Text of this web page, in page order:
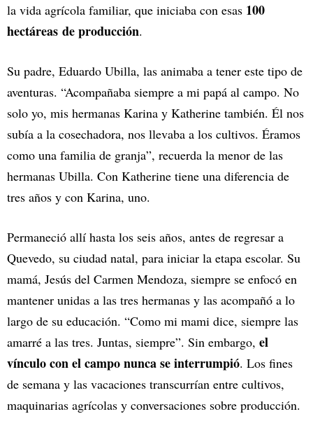
la vida agrícola familiar, que iniciaba con esas 100
hectáreas de producción.
Su padre, Eduardo Ubilla, las animaba a tener este tipo de
aventuras. “Acompañaba siempre a mi papá al campo. No
solo yo, mis hermanas Karina y Katherine también. Él nos
subía a la cosechadora, nos llevaba a los cultivos. Éramos
como una familia de granja”, recuerda la menor de las
hermanas Ubilla. Con Katherine tiene una diferencia de
tres años y con Karina, uno.
Permaneció allí hasta los seis años, antes de regresar a
Quevedo, su ciudad natal, para iniciar la etapa escolar. Su
mamá, Jesús del Carmen Mendoza, siempre se enfocó en
mantener unidas a las tres hermanas y las acompañó a lo
largo de su educación. “Como mi mami dice, siempre las
amarré a las tres. Juntas, siempre”. Sin embargo, el
vínculo con el campo nunca se interrumpió. Los fines
de semana y las vacaciones transcurrían entre cultivos,
maquinarias agrícolas y conversaciones sobre producción.